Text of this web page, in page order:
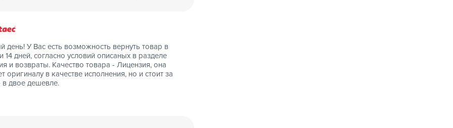
день! У Вас есть возможность вернуть товар в
14 дней, согласно условий описаных в разделе
и возвраты. Качество товара - Лицензия, она
оригиналу в качестве исполнения, но и стоит за
в двое дешевле.